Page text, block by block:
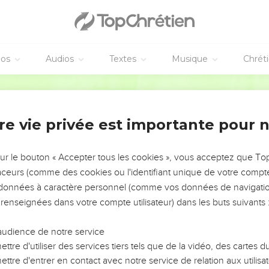
Audios Textes Musique
sont disponibles en vidéo pour le moment.
de majesté comme d’un vêtement, entouré de force
tiendra bon.
ton trône est solidement établi, depuis toujours tu es Dieu.
flots et le fracas des grosses vagues, là-haut tu en imposes à
parfaitement sûrs ; le temple est la maison qui t’est
vie privée est importante pour
le bouton « Accepter tous les cookies », vous acceptez que
(comme des cookies ou l'identifiant unique de votre
à caractère personnel (comme vos données de
dans votre compte utilisateur) dans les buts suivants :
de notre service
d'utiliser des services tiers tels que de la vidéo, des cartes
d'entrer en contact avec notre service de relation aux